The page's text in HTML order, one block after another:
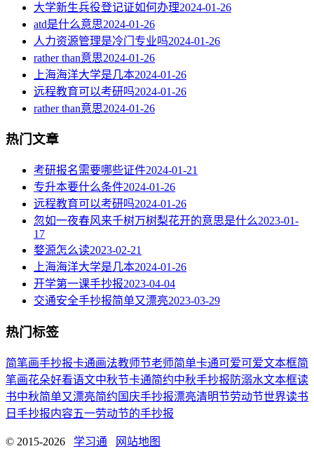
大学新生兵役登记证如何办理2024-01-26
atd是什么意思2024-01-26
人力资源管理是冷门专业吗2024-01-26
rather than意思2024-01-26
上海海洋大学是几本2024-01-26
远程教育可以考研吗2024-01-26
rather than意思2024-01-26
热门文章
考研报名需要哪些证件2024-01-21
专升本要什么条件2024-01-26
远程教育可以考研吗2024-01-26
忽如一夜春风来千树万树梨花开的意思是什么2023-01-
17
婺源怎么读2023-02-21
上海海洋大学是几本2024-01-26
开学第一课手抄报2023-04-04
交通安全手抄报简单又漂亮2023-03-29
热门标签
简笔画手抄报卡通画法教师节老师简单卡通可爱可爱文本框简
笔画花朵好看语文中秋节卡通简约中秋手抄报 防溺水文本框读
书中秋简单又漂亮简约 国庆手抄报漂亮清明节劳动节世界读书
日 手抄报内容五一劳动节的手抄报
© 2015-2026 学习通 网站地图